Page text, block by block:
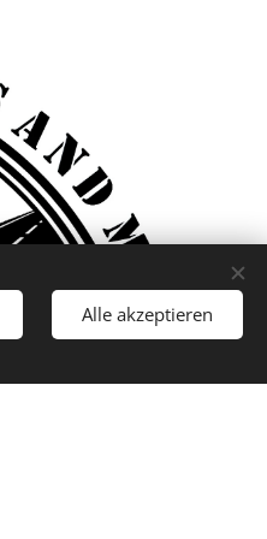
Alle akzeptieren